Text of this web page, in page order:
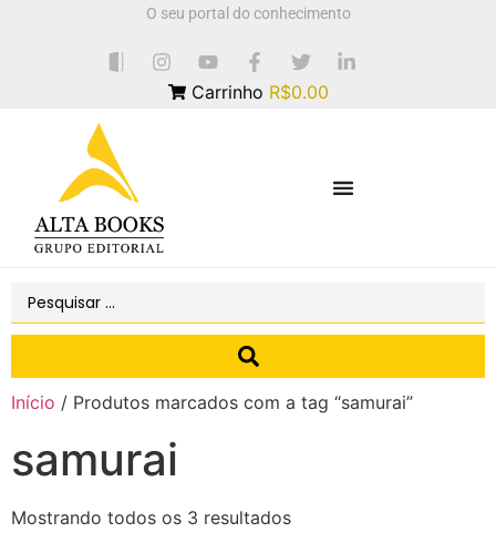
O seu portal do conhecimento
Carrinho R$0.00
Início / Produtos marcados com a tag “samurai”
samurai
Mostrando todos os 3 resultados